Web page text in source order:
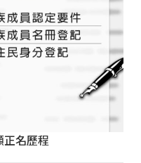
名歷程